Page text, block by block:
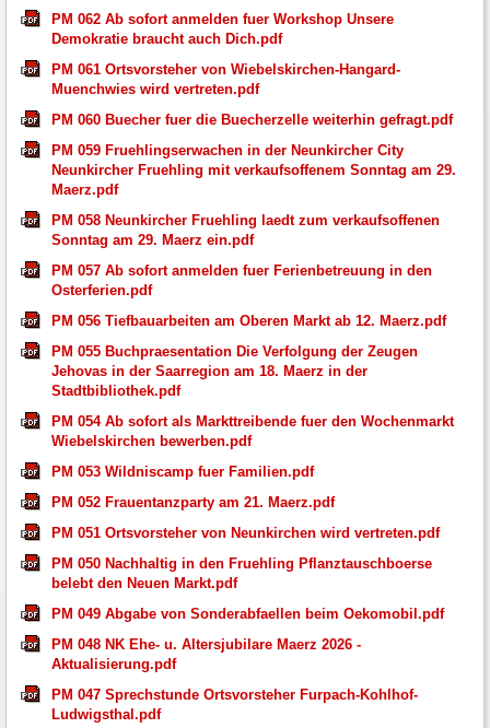
PM 062 Ab sofort anmelden fuer Workshop Unsere
Demokratie braucht auch Dich.pdf
PM 061 Ortsvorsteher von Wiebelskirchen-Hangard-
Muenchwies wird vertreten.pdf
PM 060 Buecher fuer die Buecherzelle weiterhin gefragt.pdf
PM 059 Fruehlingserwachen in der Neunkircher City
Neunkircher Fruehling mit verkaufsoffenem Sonntag am 29.
Maerz.pdf
PM 058 Neunkircher Fruehling laedt zum verkaufsoffenen
Sonntag am 29. Maerz ein.pdf
PM 057 Ab sofort anmelden fuer Ferienbetreuung in den
Osterferien.pdf
PM 056 Tiefbauarbeiten am Oberen Markt ab 12. Maerz.pdf
PM 055 Buchpraesentation Die Verfolgung der Zeugen
Jehovas in der Saarregion am 18. Maerz in der
Stadtbibliothek.pdf
PM 054 Ab sofort als Markttreibende fuer den Wochenmarkt
Wiebelskirchen bewerben.pdf
PM 053 Wildniscamp fuer Familien.pdf
PM 052 Frauentanzparty am 21. Maerz.pdf
PM 051 Ortsvorsteher von Neunkirchen wird vertreten.pdf
PM 050 Nachhaltig in den Fruehling Pflanztauschboerse
belebt den Neuen Markt.pdf
PM 049 Abgabe von Sonderabfaellen beim Oekomobil.pdf
PM 048 NK Ehe- u. Altersjubilare Maerz 2026 -
Aktualisierung.pdf
PM 047 Sprechstunde Ortsvorsteher Furpach-Kohlhof-
Ludwigsthal.pdf